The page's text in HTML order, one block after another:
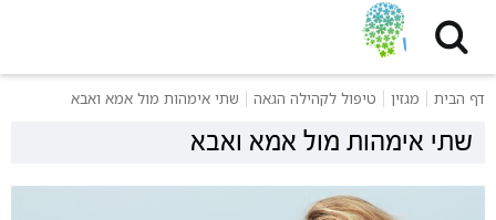
דף הבית מגזין טיפול לקהילה הגאה שתי אימהות מול אמא ואבא
שתי אימהות מול אמא ואבא